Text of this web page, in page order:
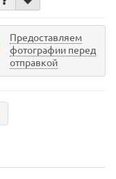
Предоставляем
фотографии перед
отправкой